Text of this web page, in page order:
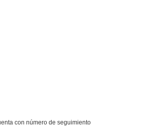
con número de seguimiento